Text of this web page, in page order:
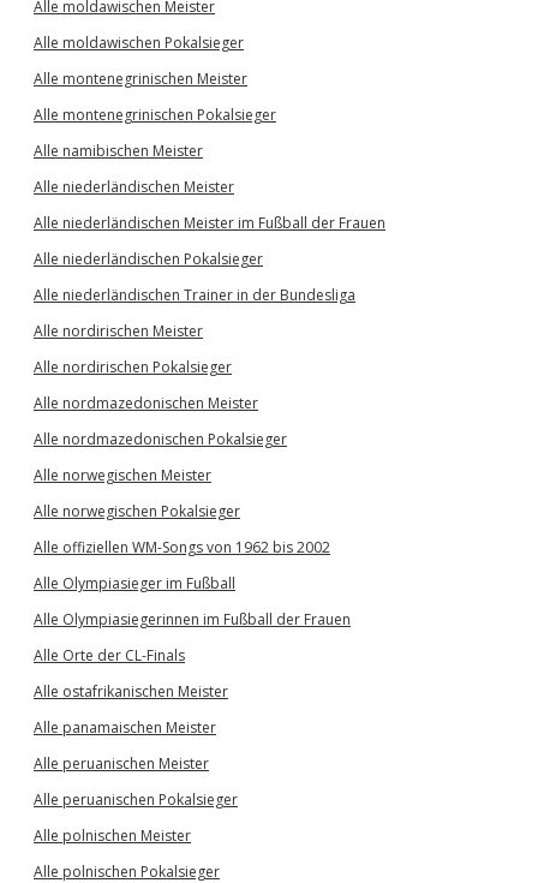
Alle moldawischen Meister
Alle moldawischen Pokalsieger
Alle montenegrinischen Meister
Alle montenegrinischen Pokalsieger
Alle namibischen Meister
Alle niederländischen Meister
Alle niederländischen Meister im Fußball der Frauen
Alle niederländischen Pokalsieger
Alle niederländischen Trainer in der Bundesliga
Alle nordirischen Meister
Alle nordirischen Pokalsieger
Alle nordmazedonischen Meister
Alle nordmazedonischen Pokalsieger
Alle norwegischen Meister
Alle norwegischen Pokalsieger
Alle offiziellen WM-Songs von 1962 bis 2002
Alle Olympiasieger im Fußball
Alle Olympiasiegerinnen im Fußball der Frauen
Alle Orte der CL-Finals
Alle ostafrikanischen Meister
Alle panamaischen Meister
Alle peruanischen Meister
Alle peruanischen Pokalsieger
Alle polnischen Meister
Alle polnischen Pokalsieger